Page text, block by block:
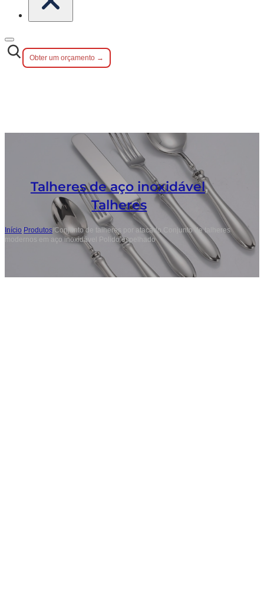
Obter um orçamento →
Talheres de aço inoxidável,
Talheres
Início/Produtos/Conjunto de talheres por atacado Conjunto de talheres
modernos em aço inoxidável Polido espelhado